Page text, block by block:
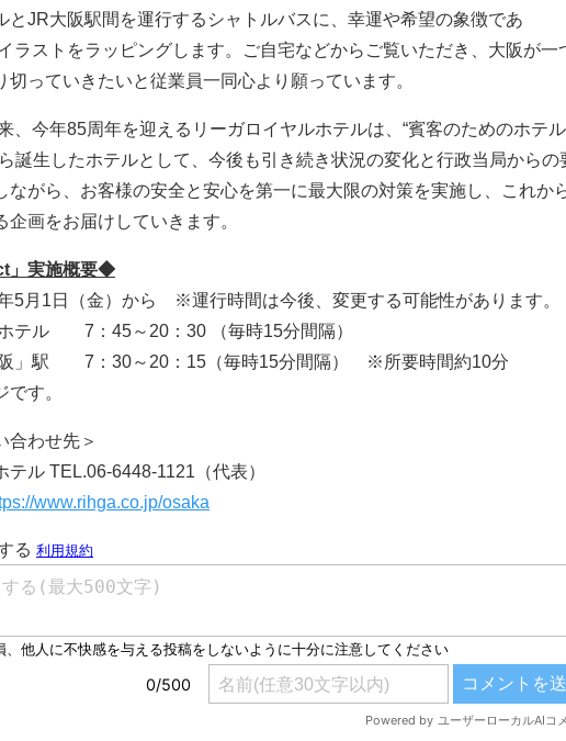
とJR大阪駅間を運行するシャトルバスに、幸運や希望の象徴であ
イラストをラッピングします。ご自宅などからご覧いただき、大阪が一
切っていきたいと従業員一同心より願っています。
、今年85周年を迎えるリーガロイヤルホテルは、“賓客のためのホテ
誕生したホテルとして、今後も引き続き状況の変化と行政当局からの
ながら、お客様の安全と安心を第一に最大限の対策を実施し、これか
企画をお届けしていきます。
」 実施概要◆
5月1日（金）から ※運行時間は今後、変更する可能性があります。
テル 7：45～20：30 （毎時15分間隔）
」駅 7：30～20：15（毎時15分間隔） ※所要時間約10分
す。
合わせ先＞
テル TEL.06-6448-1121（代表）
www.rihga.co.jp/osaka